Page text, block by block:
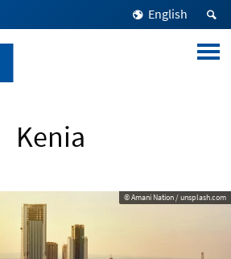
English
Kenia
© Amani Nation / unsplash.com